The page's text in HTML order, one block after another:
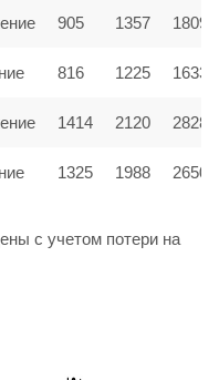
905 1357 1809
816 1225 1633
1414 2120 2828
1325 1988 2650
с учетом потери на